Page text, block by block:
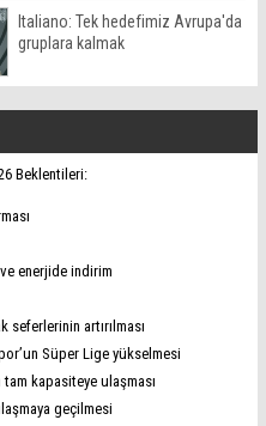
Italiano: Tek hedefimiz Avrupa'da
gruplara kalmak
Beklentileri:
enerjide indirim
seferlerinin artırılması
Süper Lige yükselmesi
tam kapasiteye ulaşması
geçilmesi